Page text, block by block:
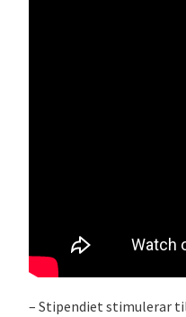
– Stipendiet stimulerar